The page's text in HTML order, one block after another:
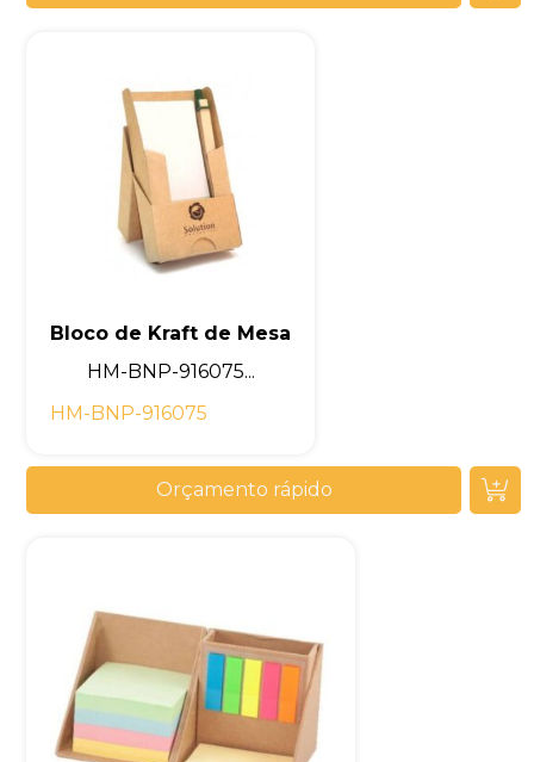
Bloco de Kraft de Mesa
HM-BNP-916075...
HM-BNP-916075
Orçamento rápido